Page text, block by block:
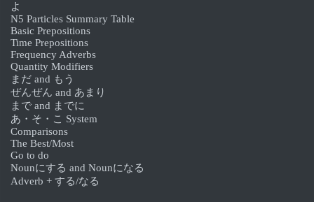
よ
N5 Particles Summary Table
Basic Prepositions
Time Prepositions
Frequency Adverbs
Quantity Modifiers
まだ and もう
ぜんぜん and あまり
まで and までに
あ・そ・こ System
Comparisons
The Best/Most
Go to do
Nounにする and Nounになる
Adverb + する/なる